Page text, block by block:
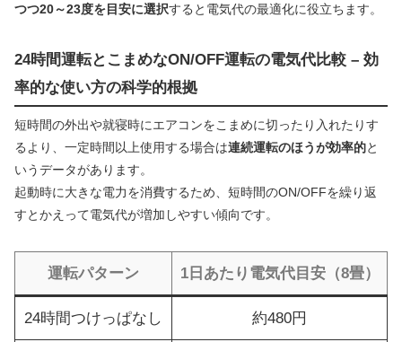
つつ20～23度を目安に選択すると電気代の最適化に役立ちます。
24時間運転とこまめなON/OFF運転の電気代比較 – 効
率的な使い方の科学的根拠
短時間の外出や就寝時にエアコンをこまめに切ったり入れたりす
るより、一定時間以上使用する場合は連続運転のほうが効率的と
いうデータがあります。
起動時に大きな電力を消費するため、短時間のON/OFFを繰り返
すとかえって電気代が増加しやすい傾向です。
運転パターン 1日あたり電気代目安（8畳）
24時間つけっぱなし 約480円